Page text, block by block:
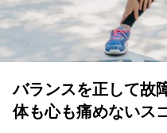
バランスを正して故
体も心も痛めないス